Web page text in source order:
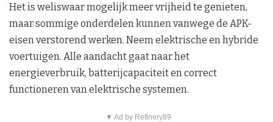
Het is weliswaar mogelijk meer vrijheid te genieten,
maar sommige onderdelen kunnen vanwege de APK-
eisen verstorend werken. Neem elektrische en hybride
voertuigen. Alle aandacht gaat naar het
energieverbruik, batterijcapaciteit en correct
functioneren van elektrische systemen.
▼ Ad by Refinery89